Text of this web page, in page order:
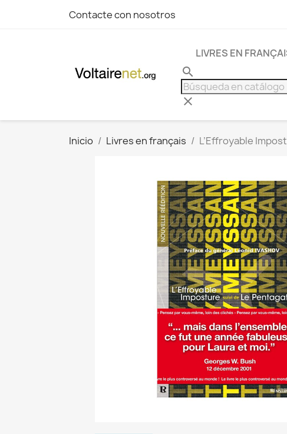
Contacte con nosotros
LIVRES EN
search
clear
Inicio Livres en français L’Effroyable